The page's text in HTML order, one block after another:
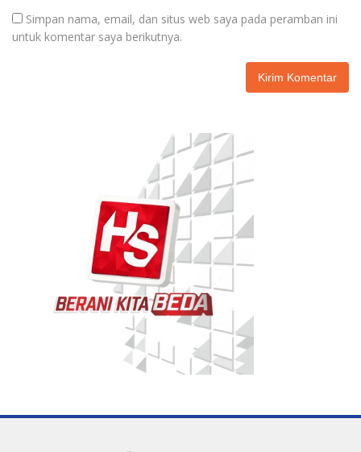
Simpan nama, email, dan situs web saya pada peramban ini
untuk komentar saya berikutnya.